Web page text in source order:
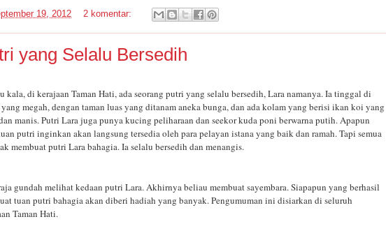
19, 2012 2 komentar:
yang Selalu Bersedih
kala, di kerajaan Taman Hati, ada seorang putri yang selalu bersedih, Lara namanya. Ia tinggal di
megah, dengan taman luas yang ditanam aneka bunga, dan ada kolam yang berisi ikan koi yang
manis. Putri Lara juga punya kucing peliharaan dan seekor kuda poni berwarna putih. Apapun
putri inginkan akan langsung tersedia oleh para pelayan istana yang baik dan ramah. Tapi semua
membuat putri Lara bahagia. Ia selalu bersedih dan menangis.
gundah melihat kedaan putri Lara. Akhirnya beliau membuat sayembara. Siapapun yang berhasil
tuan putri bahagia akan diberi hadiah yang banyak. Pengumuman ini disiarkan di seluruh
Taman Hati.